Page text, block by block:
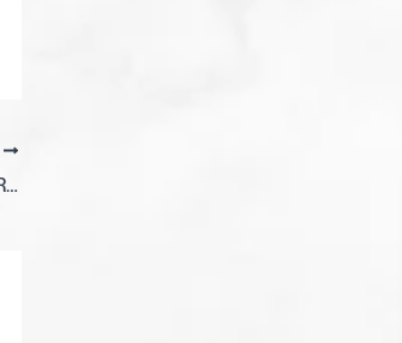
Lagu Religi Ramai Diputar Selama Ramadan, DJKI Ingatkan Kewajiban Royalti bagi Pelaku Usaha